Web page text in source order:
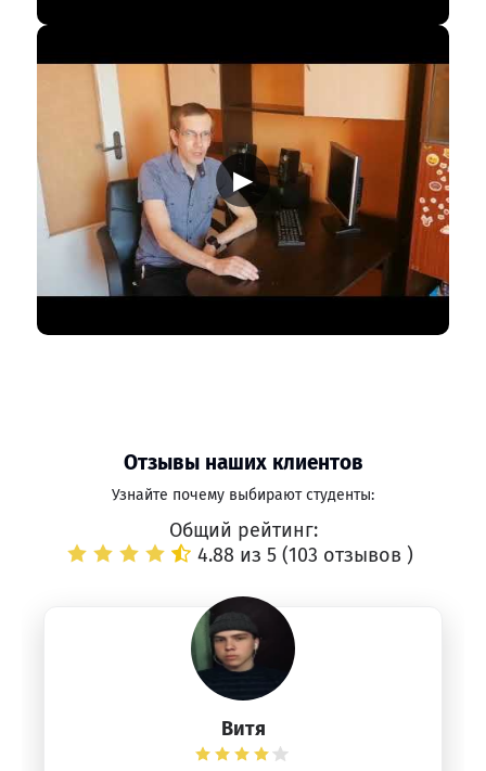
▶
Отзывы наших клиентов
Узнайте почему выбирают студенты:
Общий рейтинг:
4.88 из 5 (103 отзывов )
Витя